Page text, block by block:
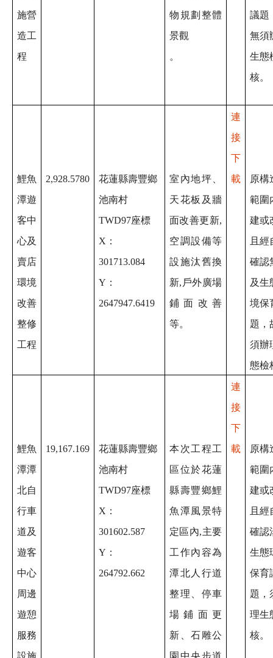
施營
造工
程
物規劃整體
景觀
。
議題
無須
生態
核。
鯉魚
潭遊
客中
心及
賣店
環境
改善
整修
工程
2,928.5780
花蓮縣壽豐鄉
池南村
TWD97座標
X：
301713.084
Y：
2647947.6419
室內地坪、
天花板及牆
面改善更新,
空調設備等
設施汰舊換
新,戶外廣場
鋪面改善
等。
連
接
下
載
原構
範圍
建或
且經
確認
及生
境保
題，
須辦
態檢
鯉魚
潭潭
北自
行車
道及
遊客
中心
周邊
遊憩
服務
設施
19,167.169
花蓮縣壽豐鄉
池南村
TWD97座標
X：
301602.587
Y：
264792.662
本次工程工
區位於花蓮
縣壽豐鄉鯉
魚潭風景特
定區內,主要
工作內容為
潭北人行道
整理、停車
場鋪面更
新、石雕公
園中央步道
連
接
下
載
原構
範圍
建或
且經
確認
生態
保育
題，
理生
核。